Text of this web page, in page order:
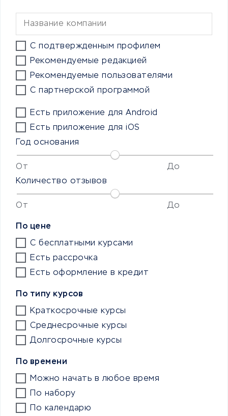
С подтвержденным профилем
Рекомендуемые редакцией
Рекомендуемые пользователями
С партнерской программой
Есть приложение для Android
Есть приложение для iOS
Год основания
От
До
Количество отзывов
От До
По цене
С бесплатными курсами
Есть рассрочка
Есть оформление в кредит
По типу курсов
Краткосрочные курсы
Среднесрочные курсы
Долгосрочные курсы
По времени
Можно начать в любое время
По набору
По календарю